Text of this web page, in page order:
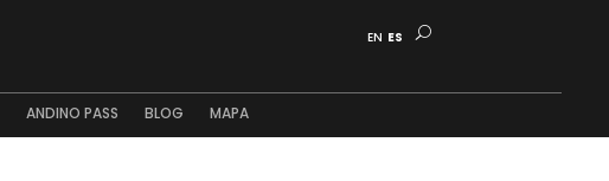
EN ES
ANDINO PASS BLOG MAPA